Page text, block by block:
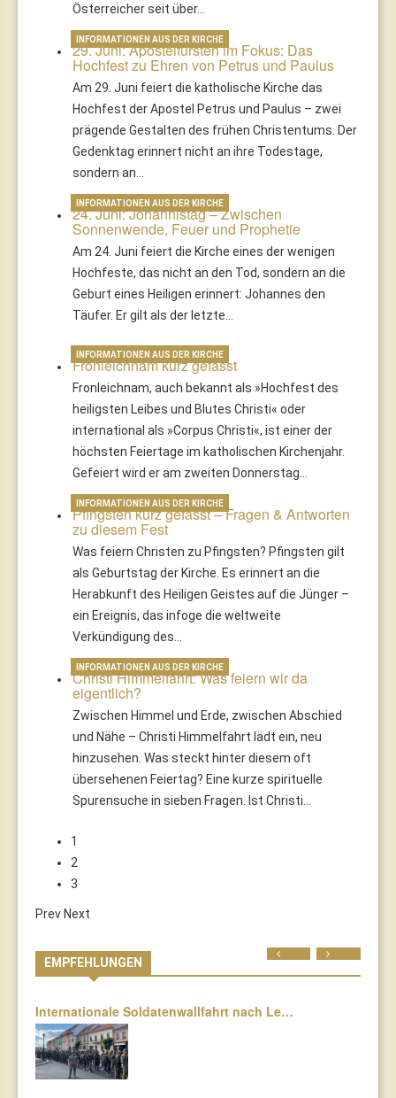
Österreicher seit über…
29. Juni: Apostelfürsten im Fokus: Das
Hochfest zu Ehren von Petrus und Paulus
Am 29. Juni feiert die katholische Kirche das
Hochfest der Apostel Petrus und Paulus – zwei
prägende Gestalten des frühen Christentums. Der
Gedenktag erinnert nicht an ihre Todestage,
sondern an…
INFORMATIONEN AUS DER KIRCHE
24. Juni: Johannistag – Zwischen
Sonnenwende, Feuer und Prophetie
Am 24. Juni feiert die Kirche eines der wenigen
Hochfeste, das nicht an den Tod, sondern an die
Geburt eines Heiligen erinnert: Johannes den
Täufer. Er gilt als der letzte…
INFORMATIONEN AUS DER KIRCHE
Fronleichnam kurz gefasst
Fronleichnam, auch bekannt als »Hochfest des
heiligsten Leibes und Blutes Christi« oder
international als »Corpus Christi«, ist einer der
höchsten Feiertage im katholischen Kirchenjahr.
Gefeiert wird er am zweiten Donnerstag…
INFORMATIONEN AUS DER KIRCHE
Pfingsten kurz gefasst – Fragen & Antworten
zu diesem Fest
Was feiern Christen zu Pfingsten? Pfingsten gilt
als Geburtstag der Kirche. Es erinnert an die
Herabkunft des Heiligen Geistes auf die Jünger –
ein Ereignis, das infoge die weltweite
Verkündigung des…
INFORMATIONEN AUS DER KIRCHE
Christi Himmelfahrt: Was feiern wir da
eigentlich?
Zwischen Himmel und Erde, zwischen Abschied
und Nähe – Christi Himmelfahrt lädt ein, neu
hinzusehen. Was steckt hinter diesem oft
übersehenen Feiertag? Eine kurze spirituelle
Spurensuche in sieben Fragen. Ist Christi…
INFORMATIONEN AUS DER KIRCHE
1
2
3
PrevNext
EMPFEHLUNGEN
Internationale Soldatenwallfahrt nach Le…